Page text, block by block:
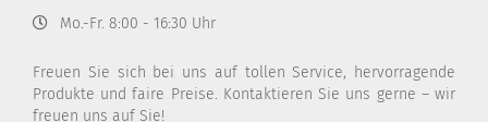
Mo.-Fr. 8:00 - 16:30 Uhr
Freuen Sie sich bei uns auf tollen Service, hervorragende
Produkte und faire Preise. Kontaktieren Sie uns gerne – wir
freuen uns auf Sie!